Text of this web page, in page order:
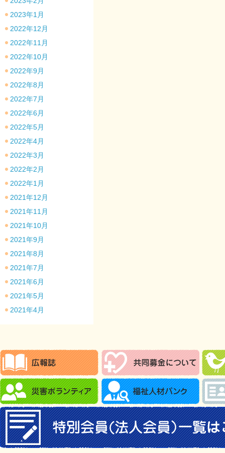
2023年1月
2022年12月
2022年11月
2022年10月
2022年9月
2022年8月
2022年7月
2022年6月
2022年5月
2022年4月
2022年3月
2022年2月
2022年1月
2021年12月
2021年11月
2021年10月
2021年9月
2021年8月
2021年7月
2021年6月
2021年5月
2021年4月